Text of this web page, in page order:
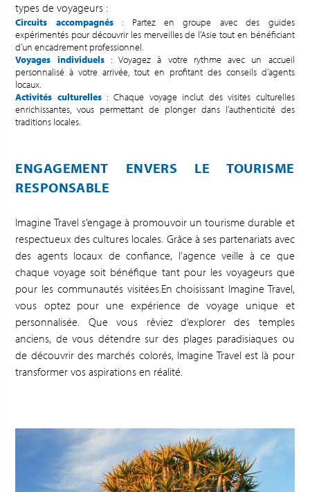
types de voyageurs :
Circuits accompagnés: Partez en groupe avec des guides
expérimentés pour découvrir les merveilles de l’Asie tout en bénéficiant
d’un encadrement professionnel.
Voyages individuels: Voyagez à votre rythme avec un accueil
personnalisé à votre arrivée, tout en profitant des conseils d’agents
locaux.
Activités culturelles: Chaque voyage inclut des visites culturelles
enrichissantes, vous permettant de plonger dans l’authenticité des
traditions locales.
ENGAGEMENT ENVERS LE TOURISME
RESPONSABLE
Imagine Travel s’engage à promouvoir un tourisme durable et
respectueux des cultures locales. Grâce à ses partenariats avec
des agents locaux de confiance, l’agence veille à ce que
chaque voyage soit bénéfique tant pour les voyageurs que
pour les communautés visitées.En choisissant Imagine Travel,
vous optez pour une expérience de voyage unique et
personnalisée. Que vous rêviez d’explorer des temples
anciens, de vous détendre sur des plages paradisiaques ou
de découvrir des marchés colorés, Imagine Travel est là pour
transformer vos aspirations en réalité.